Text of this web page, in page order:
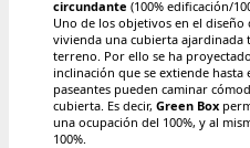
circundante (100% edificación/
Uno de los objetivos en el diseño
vivienda una cubierta ajardinada
terreno. Por ello se ha
inclinación que se extiende
paseantes pueden caminar
cubierta. Es decir, Green Box
una ocupación del 100%, y al
100%.